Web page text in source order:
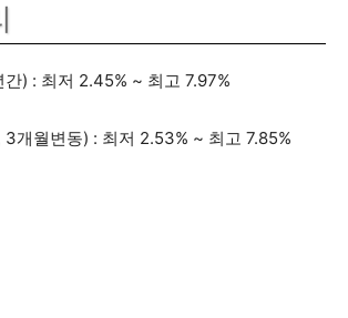
) : 최저 2.45% ~ 최고 7.97%
3개월변동) : 최저 2.53% ~ 최고 7.85%